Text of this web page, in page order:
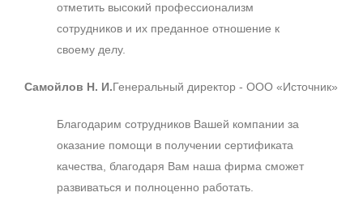
отметить высокий профессионализм
сотрудников и их преданное отношение к
своему делу.
Самойлов Н. И.Генеральный директор - ООО «Источник»
Благодарим сотрудников Вашей компании за
оказание помощи в получении сертификата
качества, благодаря Вам наша фирма сможет
развиваться и полноценно работать.